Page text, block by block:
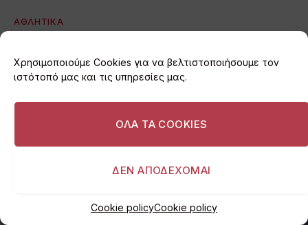
Χρησιμοποιούμε Cookies για να βελτιστοποιήσουμε τον
ιστότοπό μας και τις υπηρεσίες μας.
ΟΛΑ ΤΑ COOKIES
ΔΕΝ ΑΠΟΔΕΧΟΜΑΙ
Cookie policyCookie policy
ΑΘΛΗΤΙΚΆ
Πόλο γυναικών: Σταθερά
πρώτη η Βουλιαγμένη, 16-
5 την ΑΕΚ